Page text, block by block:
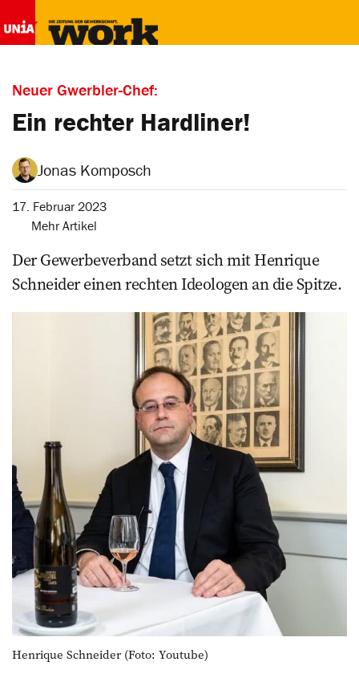
Neuer Gwerbler-Chef:
Ein rechter Hardliner!
Jonas Komposch
17. Februar 2023
Mehr Artikel
Der Gewerbeverband setzt sich mit Henrique
Schneider ­einen rechten Ideologen an die Spitze.
Henrique Schneider (Foto: Youtube)